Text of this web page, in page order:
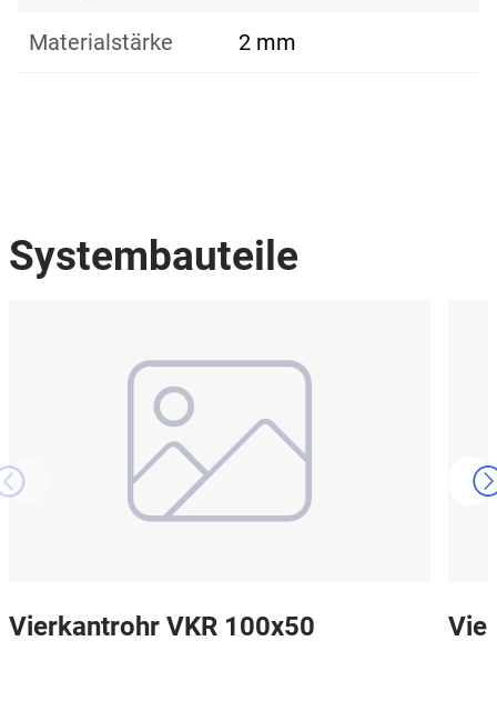
Materialstärke 2 mm
Systembauteile
Vierkantrohr VKR 100x50